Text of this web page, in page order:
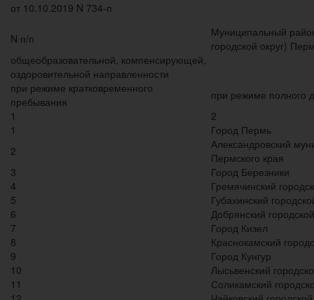
от 10.10.2019 N 734-п
N п/п
Муниципальный
городской округ)
общеобразовательной, компенсирующей,
оздоровительной направленности
при режиме кратковременного
пребывания
при режиме полного
1
2
1
Город Пермь
2
Александровский
Пермского края
3
Город Березники
4
Гремячинский
5
Губахинский
6
Добрянский
7
Город Кизел
8
Краснокамский
9
Город Кунгур
10
Лысьвенский
11
Соликамский